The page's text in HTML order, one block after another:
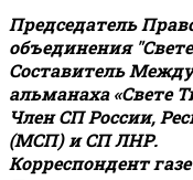
Председатель
объединения
Составитель
альманаха «Свете
Член СП России,
(МСП) и СП ЛНР.
Корреспондент